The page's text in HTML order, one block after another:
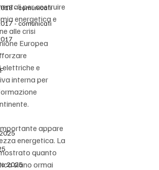
- comunicati
- comunicati
2025
per costruire
energetica e
alle crisi
Europea
e
interna per
appare
energetica. La
quanto
siano ormai